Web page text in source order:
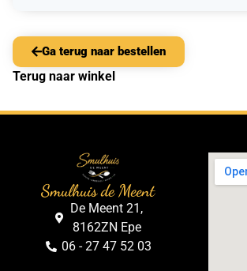
Ga terug naar bestellen
Terug naar winkel
Smulhuis de Meent
De Meent 21,
8162ZN Epe
06 - 27 47 52 03